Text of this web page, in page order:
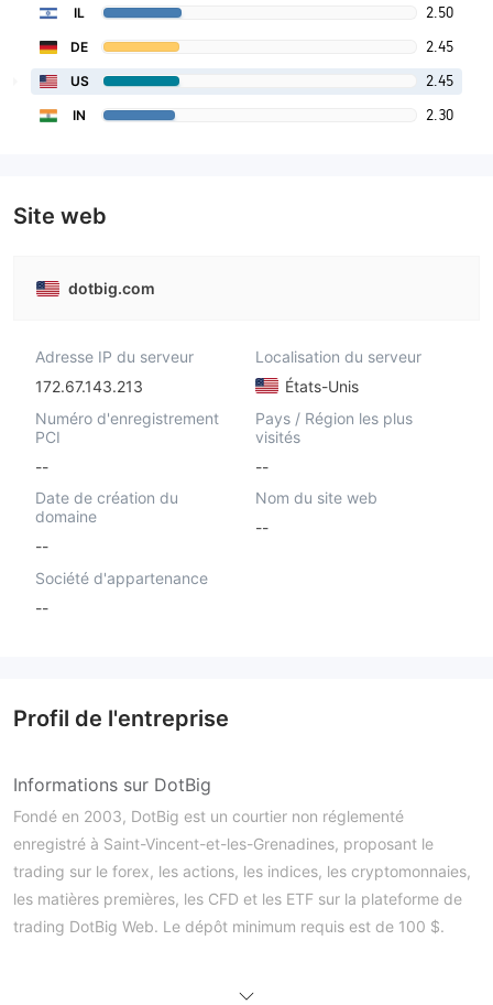
IL 2.50
DE 2.45
US 2.45
IN 2.30
Site web
dotbig.com
Adresse IP du serveur
172.67.143.213
Localisation du serveur
États-Unis
Numéro d'enregistrement
PCI
--
Pays / Région les plus
visités
--
Date de création du
domaine
--
Nom du site web
--
Société d'appartenance
--
Profil de l'entreprise
Informations sur DotBig
Fondé en 2003, DotBig est un courtier non réglementé
enregistré à Saint-Vincent-et-les-Grenadines, proposant le
trading sur le forex, les actions, les indices, les cryptomonnaies,
les matières premières, les CFD et les ETF sur la plateforme de
trading DotBig Web. Le dépôt minimum requis est de 100 $.